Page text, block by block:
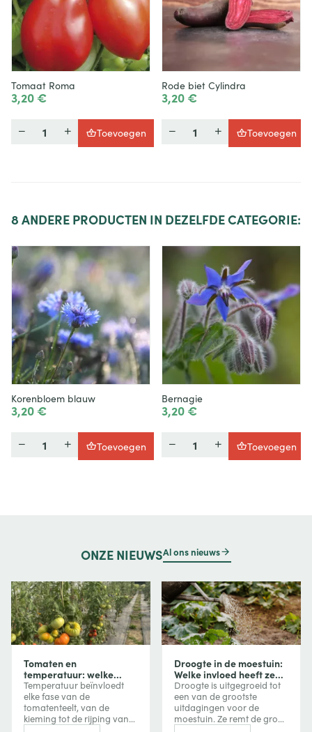
Tomaat Roma
3,20 €
Toevoegen
Rode biet Cylindra
3,20 €
Toevoegen
8 ANDERE PRODUCTEN IN DEZELFDE CATEGORIE:
Korenbloem blauw
3,20 €
Hoeveelheid
Toevoegen
Bernagie
3,20 €
Hoeveelheid
Toevoegen
ONZE NIEUWSAl ons nieuws
Tomaten en
temperatuur: welke
invloed heeft
temperatuur op groei,
bloei en vruchtvorming?
Temperatuur beïnvloedt
elke fase van de
tomatenteelt, van de
kieming tot de rijping van
Droogte in de moestuin:
Welke invloed heeft ze
op uw groenten en hoe
beschermt u uw
gewassen?
Droogte is uitgegroeid tot
een van de grootste
uitdagingen voor de
moestuin. Ze remt de groei